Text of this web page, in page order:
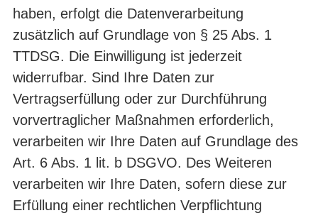
haben, erfolgt die Datenverarbeitung
zusätzlich auf Grundlage von § 25 Abs. 1
TTDSG. Die Einwilligung ist jederzeit
widerrufbar. Sind Ihre Daten zur
Vertragserfüllung oder zur Durchführung
vorvertraglicher Maßnahmen erforderlich,
verarbeiten wir Ihre Daten auf Grundlage des
Art. 6 Abs. 1 lit. b DSGVO. Des Weiteren
verarbeiten wir Ihre Daten, sofern diese zur
Erfüllung einer rechtlichen Verpflichtung